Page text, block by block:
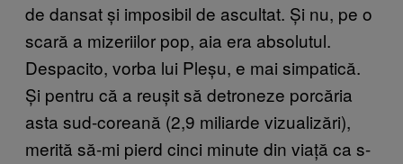
de dansat și imposibil de ascultat. Și nu, pe o
scară a mizeriilor pop, aia era absolutul.
Despacito, vorba lui Pleșu, e mai simpatică.
Și pentru că a reușit să detroneze porcăria
asta sud-coreană (2,9 miliarde vizualizări),
merită să-mi pierd cinci minute din viață ca s-